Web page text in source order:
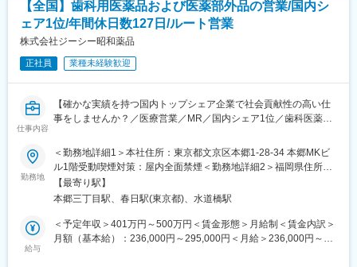
テムの構築と維持管理および強固なプロセスの構築・標準化に向
けた改善を行う。
・GQP管理基準および手順に準拠した医薬品品質システム（逸
脱/CAPA、変更管理、文書管理、教育訓練、取決めなど）を構
築、維持、改善する
・製造委託先、供給業者管理の運用および継続的な改善を行う。
・日本・海外規制及び標的市場国規制に適合する新製品の上市活
動を行う。
・国内市場向け製品及び輸出用製品の、治験薬Phase及び商用
・ターゲット市場要件に基づく海外輸出入品の品質保証業務の実
務およびサポートを行う。
・他社製造販売業者との販売提携製品の品質協定を遵守するとと
もに適正な品質情報の取扱いを行う。
後納入、保管、供給業務に関する品質保証業務を行う。
・品質KPIsのモニタリング及び継続的改善の推進、マネジメント
【全国】歯科用医薬品および医薬部外品の営業/国内シ
ェア1位/年間休日数127日/ルート営業
株式会社ジーシー昭和薬品
正社員 業種未経験歓迎
仕事内容
【確かな実績を持つ国内トップシェア企業で社会貢献性の高い仕
事をしませんか？／医療営業／MR／国内シェア1位／歯科医薬品
■業務内容：
医薬品、医療機器、医薬部外品等の製造販売を行う当社にて、以
下の業務をご担当いただきます。
※入社直後からいきなり営業活動から始めるわけではなく、先輩社
員の方の同席から行っていただけます。
勤務地
＜勤務地詳細1＞本社住所：東京都文京区本郷1-28-34 本郷MKビ
ル1階受動喫煙対策：屋内全面禁煙＜勤務地詳細2＞福岡県住所：
福岡県 受動喫煙対策：屋内全面禁煙＜勤務地詳細3＞名古屋住
所：愛知県名古屋市 受動喫煙対策：屋内全面禁煙変更の範囲：会
【最寄り駅】
本郷三丁目駅、春日駅(東京都)、水道橋駅
給与
＜予定年収＞401万円～500万円＜賃金形態＞月給制＜賃金内訳＞
月額（基本給）：236,000円～295,000円＜月給＞236,000円～